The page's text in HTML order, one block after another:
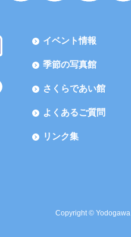
イベント情報
季節の写真館
さくらであい館
よくあるご質問
リンク集
Copyright ©